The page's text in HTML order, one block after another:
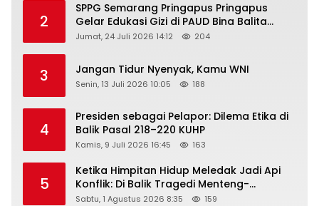
2
SPPG Semarang Pringapus Pringapus
Gelar Edukasi Gizi di PAUD Bina Balita
Peringati Hari Anak Nasional 2026
Jumat, 24 Juli 2026 14:12 204
3 Jangan Tidur Nyenyak, Kamu WNI
Senin, 13 Juli 2026 10:05 188
4
Presiden sebagai Pelapor: Dilema Etika di
Balik Pasal 218–220 KUHP
Kamis, 9 Juli 2026 16:45 163
5
Ketika Himpitan Hidup Meledak Jadi Api
Konflik: Di Balik Tragedi Menteng-
Matraman Hingga Maling Ayam di Bali
Sabtu, 1 Agustus 2026 8:35 159